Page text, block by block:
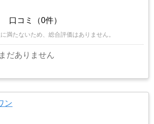
口コミ（0件）
満たないため、総合評価はありません。
だありません
ン